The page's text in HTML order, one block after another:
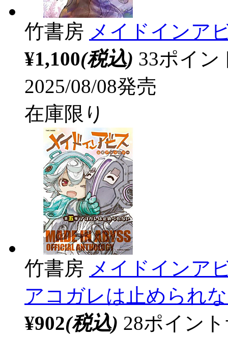
竹書房 メイドインア
¥1,100(税込) 33ポイ
2025/08/08発売
在庫限り
竹書房 メイドインア
アコガレは止められ
¥902(税込) 28ポイン